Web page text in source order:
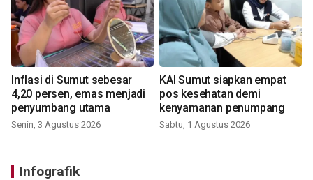
Inflasi di Sumut sebesar
4,20 persen, emas menjadi
penyumbang utama
Senin, 3 Agustus 2026
KAI Sumut siapkan empat
pos kesehatan demi
kenyamanan penumpang
Sabtu, 1 Agustus 2026
Infografik